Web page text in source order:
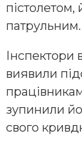
пістолетом,
патрульним.
Інспектори
виявили
зупинили
свого